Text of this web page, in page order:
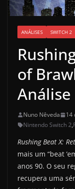
ANÁLISES SWITCH 2
of
Análise
Nuno Nêveda
14
Nintendo Switch 2,
Rushing Beat X:
mais um “beat
anos 90. O seu
recupera uma